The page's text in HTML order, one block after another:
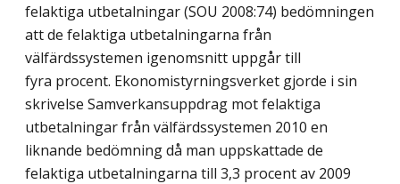
felaktiga utbetalningar (SOU 2008:74) bedömningen
att de felaktiga utbetalningarna från
välfärdssystemen igenom­snitt uppgår till
fyra procent. Ekonomistyrningsverket gjorde i sin
skrivelse Samver­kansuppdrag mot felaktiga
utbetalningar från välfärdssystemen 2010 en
liknande bedömning då man uppskattade de
felaktiga utbetalningarna till 3,3 procent av 2009